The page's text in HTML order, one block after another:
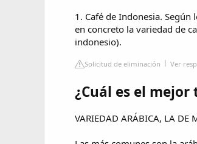
1. Café de Indonesia.
en concreto la variedad de
indonesio).
Solicitud de eliminación Ver
¿Cuál es el mejor
VARIEDAD ARÁBICA, LA DE